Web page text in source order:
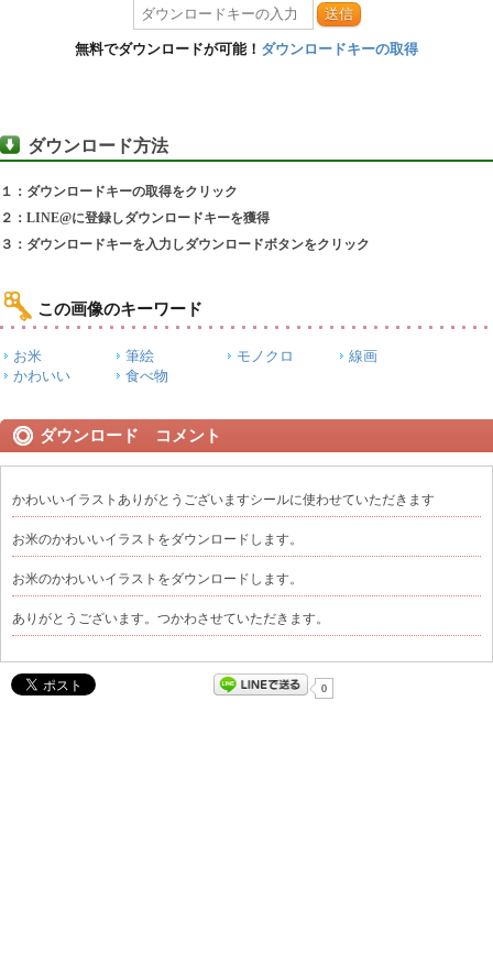
送信
無料でダウンロードが可能！ ダウンロードキーの取得
ダウンロード方法
１：ダウンロードキーの取得をクリック
２：LINE@に登録しダウンロードキーを獲得
３：ダウンロードキーを入力しダウンロードボタンをクリック
この画像のキーワード
お米 筆絵 モノクロ
線画
かわいい
食べ物
ダウンロード コメント
かわいいイラストありがとうございますシールに使わせていただきます
お米のかわいいイラストをダウンロードします。
お米のかわいいイラストをダウンロードします。
ありがとうございます。つかわさせていただきます。
0